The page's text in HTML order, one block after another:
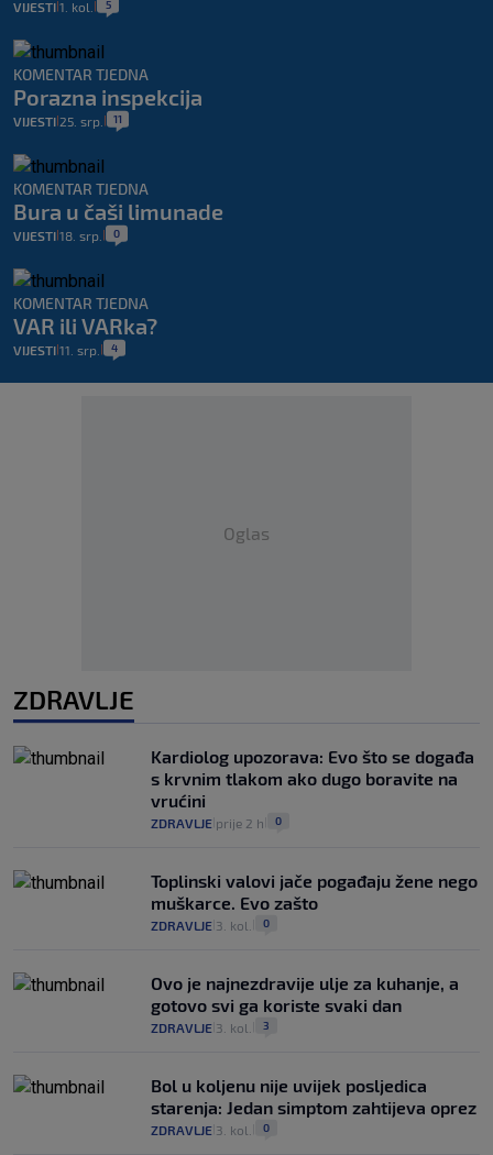
VIJESTI 1. kol. 5
KOMENTAR TJEDNA
Porazna inspekcija
VIJESTI 25. srp. 11
KOMENTAR TJEDNA
Bura u čaši limunade
VIJESTI 18. srp. 0
KOMENTAR TJEDNA
VAR ili VARka?
VIJESTI 11. srp. 4
Oglas
ZDRAVLJE
Kardiolog upozorava: Evo što se događa
s krvnim tlakom ako dugo boravite na
vrućini
ZDRAVLJE prije 2 h 0
Toplinski valovi jače pogađaju žene nego
muškarce. Evo zašto
ZDRAVLJE 3. kol. 0
Ovo je najnezdravije ulje za kuhanje, a
gotovo svi ga koriste svaki dan
ZDRAVLJE 3. kol. 3
Bol u koljenu nije uvijek posljedica
starenja: Jedan simptom zahtijeva oprez
ZDRAVLJE 3. kol. 0